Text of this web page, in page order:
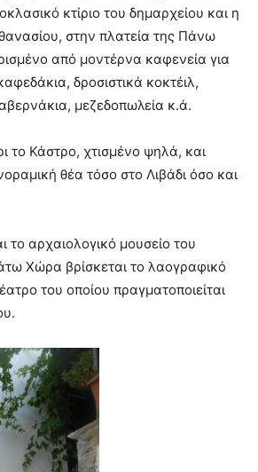
κτίριο του δημαρχείου και η
στην πλατεία της Πάνω
από μοντέρνα καφενεία για
δροσιστικά κοκτέιλ,
μεζεδοπωλεία κ.ά.
το Κάστρο, χτισμένο ψηλά, και
θέα τόσο στο Λιβάδι όσο και
το αρχαιολογικό μουσείο του
Χώρα βρίσκεται το λαογραφικό
του οποίου πραγματοποιείται